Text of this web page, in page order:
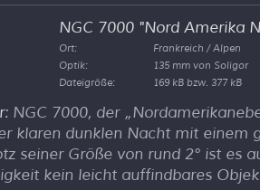
NGC 7000 "Nord Amerika
Ort:
Frankreich / Alpen
Optik:
135 mm von Soligor
Dateigröße:
169 kB bzw. 377 kB
: NGC 7000, der
klaren dunklen Nacht mit einem
seiner Größe von rund 2° ist es
kein leicht auffindbares